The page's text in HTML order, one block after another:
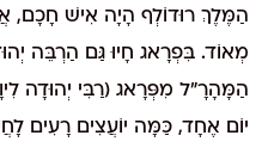
הַמֶּלֶךְ רוּדוֹלְף הָיָה אִישׁ חָכָם,
מְאוֹד. בִּפְרָאג חָיוּ גַּם הַרְבֵּה
הַמָּהָרָ"ל מִפְּרָאג (רַבִּי יְהוּדָה
יוֹם אֶחָד, כַּמָּה יוֹעֲצִים רָעִים